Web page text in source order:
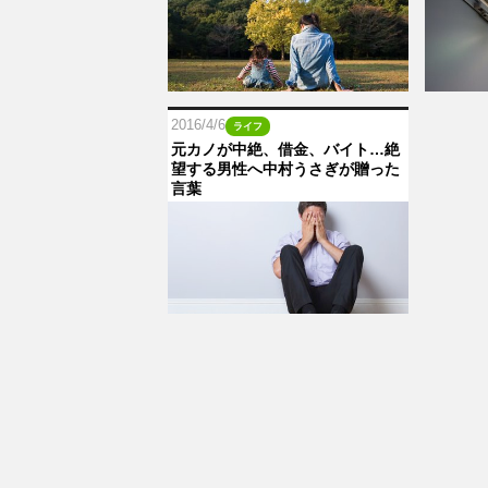
2016/4/6 ライフ
元カノが中絶、借金、バイト…絶
望する男性へ中村うさぎが贈った
言葉